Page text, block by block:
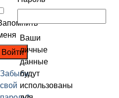
Войти
Забыли
свой
Ваши
личные
данные
будут
использованы